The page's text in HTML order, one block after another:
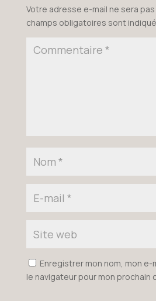
Votre adresse e-mail ne sera
champs obligatoires sont
Enregistrer mon nom, mon
le navigateur pour mon prochain